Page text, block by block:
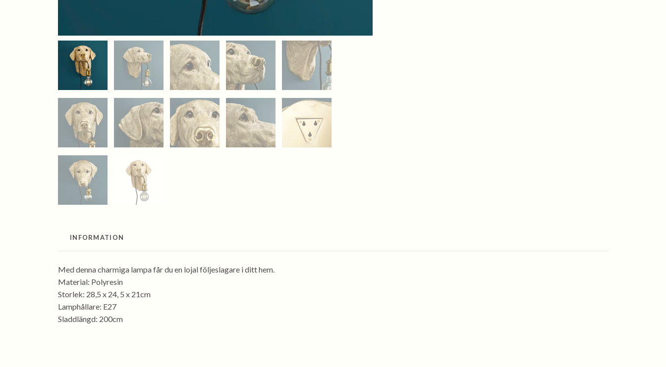
INFORMATION
Med denna charmiga lampa får du en lojal följeslagare i ditt hem.
Material: Polyresin
Storlek: 28,5 x 24, 5 x 21cm
Lamphållare: E27
Sladdlängd: 200cm